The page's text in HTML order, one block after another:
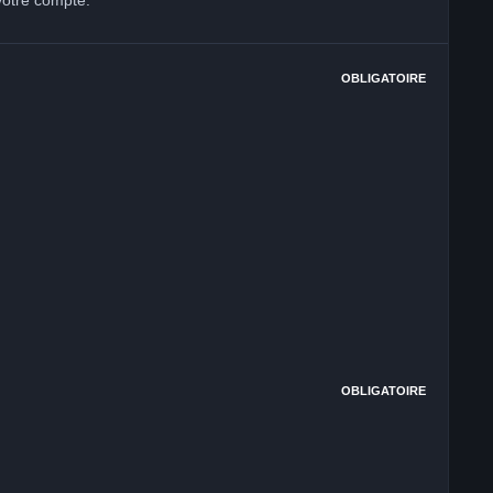
OBLIGATOIRE
OBLIGATOIRE